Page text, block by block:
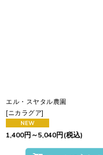
エル・スヤタル農園
[ニカラグア]
1,400円 ～5,040円(税込)